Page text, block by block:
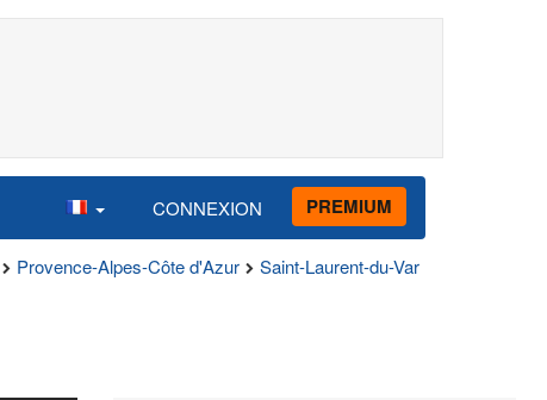
CONNEXION PREMIUM
Provence-Alpes-Côte d'Azur Saint-Laurent-du-Var